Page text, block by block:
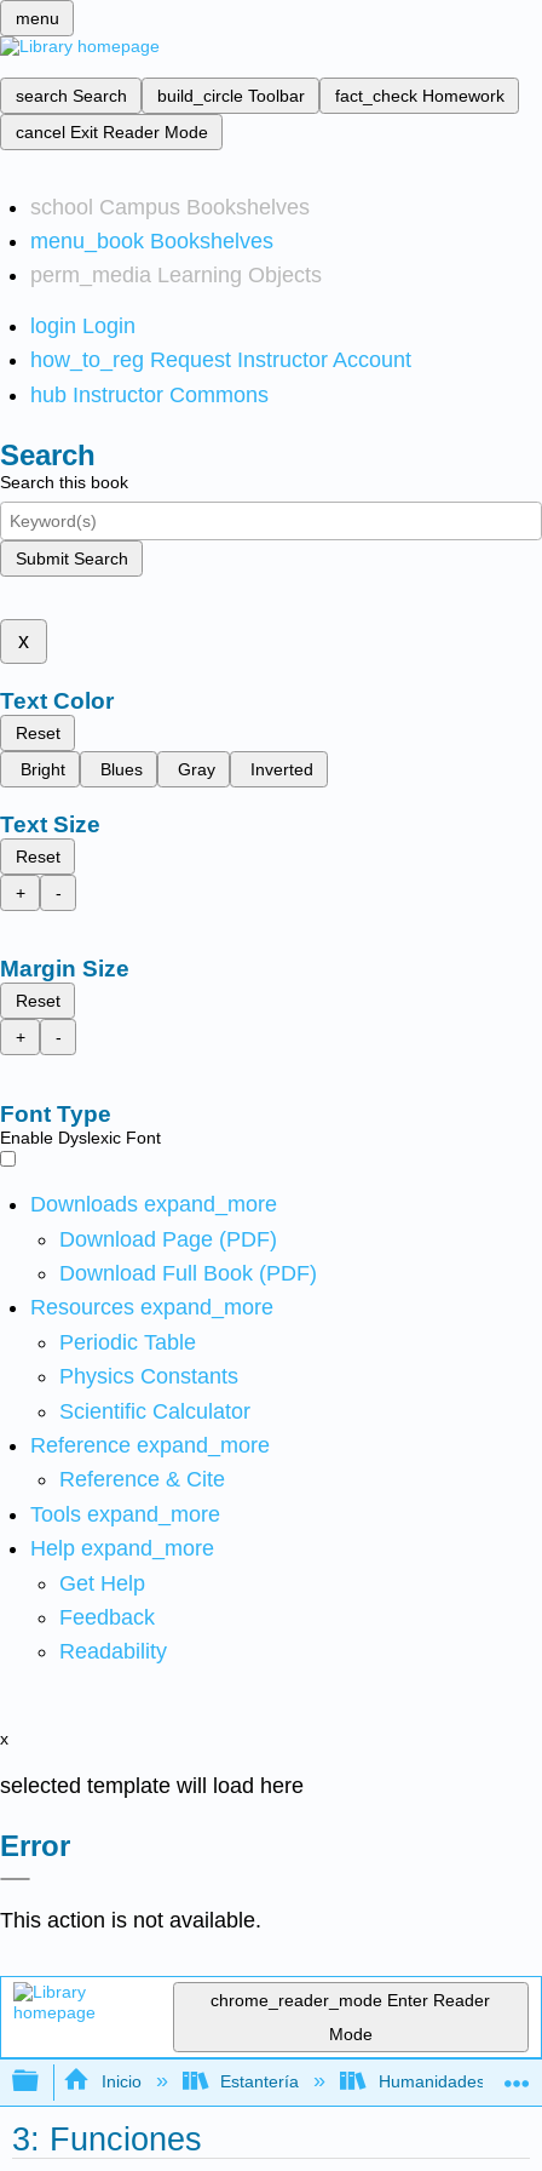
menu
search Search build_circle Toolbar fact_check Homework
cancel Exit Reader Mode
school Campus Bookshelves
menu_book Bookshelves
perm_media Learning Objects
login Login
how_to_reg Request Instructor Account
hub Instructor Commons
Search
Search this book
Submit Search
x
Text Color
Reset
Bright
Blues Gray Inverted
Text Size
Reset
+
-
Margin Size
Reset
+
-
Font Type
Enable Dyslexic Font
Downloads expand_more
Download Page (PDF)
Download Full Book (PDF)
Resources expand_more
Periodic Table
Physics Constants
Scientific Calculator
Reference expand_more
Reference & Cite
Tools expand_more
Help expand_more
Get Help
Feedback
Readability
x
selected template will load here
Error
This action is not available.
chrome_reader_mode Enter Reader
Mode
Expandir/contraer jerarquía global
Inicio Estantería Humanidades
3: Funciones